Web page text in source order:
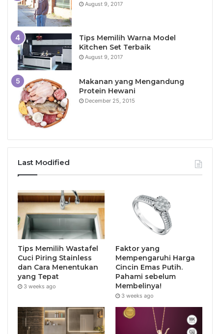
August 9, 2017
Tips Memilih Warna Model
Kitchen Set Terbaik
August 9, 2017
Makanan yang Mengandung
Protein Hewani
December 25, 2015
Last Modified
Tips Memilih Wastafel
Cuci Piring Stainless
dan Cara Menentukan
yang Tepat
3 weeks ago
Faktor yang
Mempengaruhi Harga
Cincin Emas Putih.
Pahami sebelum
Membelinya!
3 weeks ago